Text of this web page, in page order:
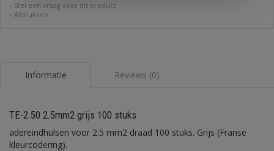
- Stel een vraag over dit product
- Afdrukken
Informatie Reviews (0)
TE-2.50 2.5mm2 grijs 100 stuks
adereindhulsen voor 2.5 mm2 draad 100 stuks. Grijs (Franse
kleurcodering).